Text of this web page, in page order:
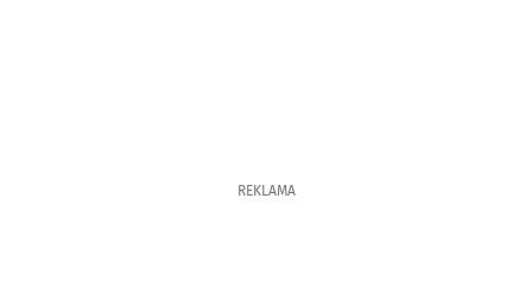
REKLAMA